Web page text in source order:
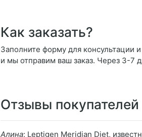
Как заказать?
Заполните форму для консультации
и мы отправим ваш заказ. Через 3-7
Отзывы покупателей
Алина: Leptigen Meridian Diеt,